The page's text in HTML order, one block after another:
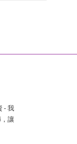
- 我
讓